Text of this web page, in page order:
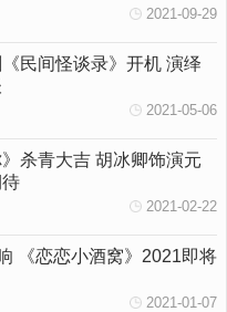
2021-09-29
民间怪谈录》开机 演绎
2021-05-06
》杀青大吉 胡冰卿饰演元
2021-02-22
《恋恋小酒窝》2021即将
2021-01-07